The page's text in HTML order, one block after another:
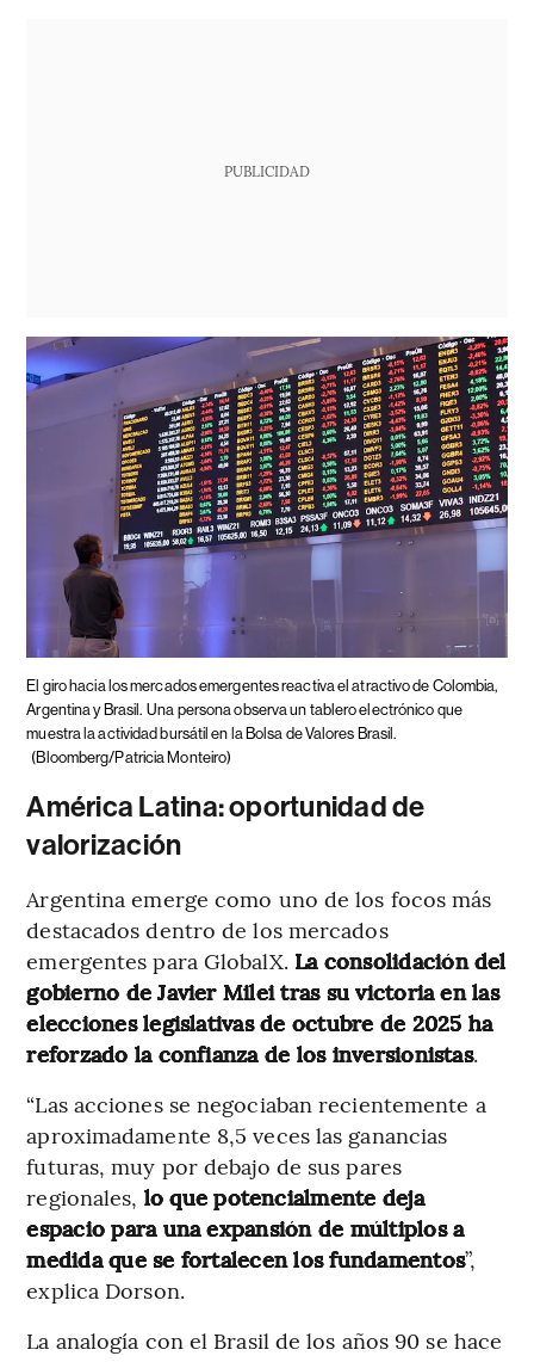
PUBLICIDAD
El giro hacia los mercados emergentes reactiva el atractivo de Colombia,
Argentina y Brasil. Una persona observa un tablero electrónico que
muestra la actividad bursátil en la Bolsa de Valores Brasil.
(Bloomberg/Patricia Monteiro)
América Latina: oportunidad de
valorización
Argentina emerge como uno de los focos más
destacados dentro de los mercados
emergentes para GlobalX. La consolidación del
gobierno de Javier Milei tras su victoria en las
elecciones legislativas de octubre de 2025 ha
reforzado la confianza de los inversionistas.
“Las acciones se negociaban recientemente a
aproximadamente 8,5 veces las ganancias
futuras, muy por debajo de sus pares
regionales, lo que potencialmente deja
espacio para una expansión de múltiplos a
medida que se fortalecen los fundamentos”,
explica Dorson.
La analogía con el Brasil de los años 90 se hace